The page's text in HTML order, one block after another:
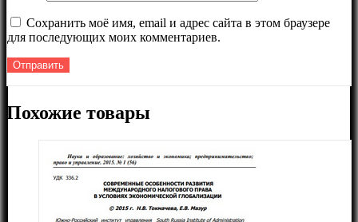
Сохранить моё имя, email и адрес сайта в этом браузере
для последующих моих комментариев.
Похожие товары